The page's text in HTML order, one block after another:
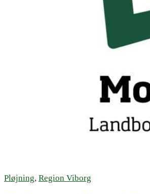
Pløjning, Region Viborg